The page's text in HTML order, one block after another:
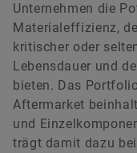
Unternehmen die
Materialeffizienz,
kritischer oder
Lebensdauer und
bieten. Das
Aftermarket
und
trägt damit dazu